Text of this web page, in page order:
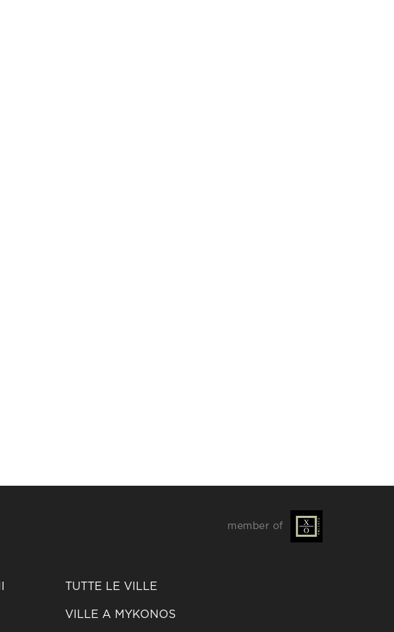
member of
TUTTE LE VILLE
VILLE A MYKONOS